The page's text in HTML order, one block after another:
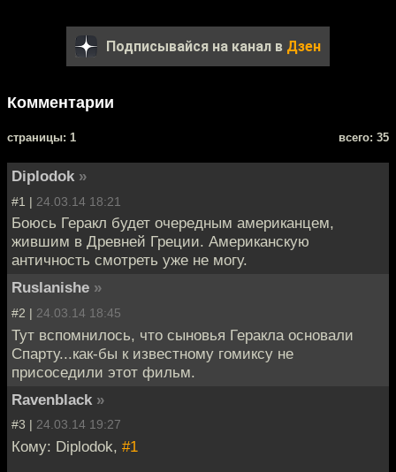
Подписывайся на канал в Дзен
Комментарии
cтраницы: 1 всего: 35
Diplodok »
#1 | 24.03.14 18:21
Боюсь Геракл будет очередным американцем,
жившим в Древней Греции. Американскую
античность смотреть уже не могу.
Ruslanishe »
#2 | 24.03.14 18:45
Тут вспомнилось, что сыновья Геракла основали
Спарту...как-бы к известному гомиксу не
присоседили этот фильм.
Ravenblack »
#3 | 24.03.14 19:27
Кому: Diplodok, #1